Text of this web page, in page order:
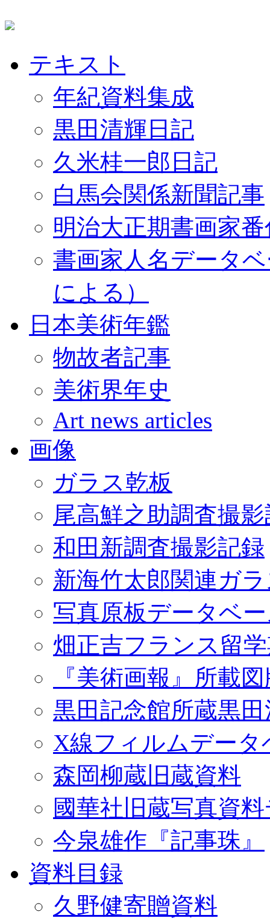
テキスト
年紀資料集成
黒田清輝日記
久米桂一郎日記
白馬会関係新聞記事
明治大正期書画家
書画家人名データ
による）
日本美術年鑑
物故者記事
美術界年史
Art news articles
画像
ガラス乾板
尾高鮮之助調査撮
和田新調査撮影記録
新海竹太郎関連ガ
写真原板データベ
畑正吉フランス留
『美術画報』所載
黒田記念館所蔵黒
X線フィルムデータ
森岡柳蔵旧蔵資料
國華社旧蔵写真資
今泉雄作『記事珠』
資料目録
久野健寄贈資料